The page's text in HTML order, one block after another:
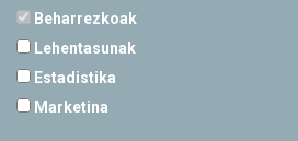
Beharrezkoak
Lehentasunak
Estadistika
Marketina